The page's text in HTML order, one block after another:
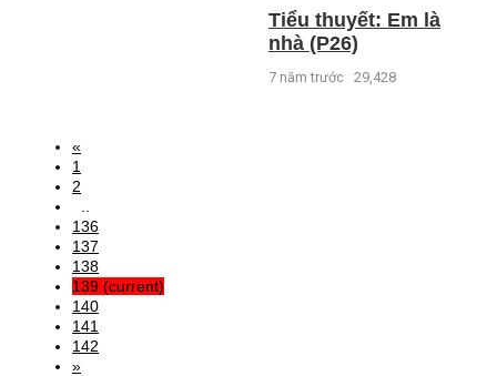
Tiểu thuyết: Em là
nhà (P26)
7 năm trước 29,428
«
1
2
136
137
138
139 (current)
140
141
142
»